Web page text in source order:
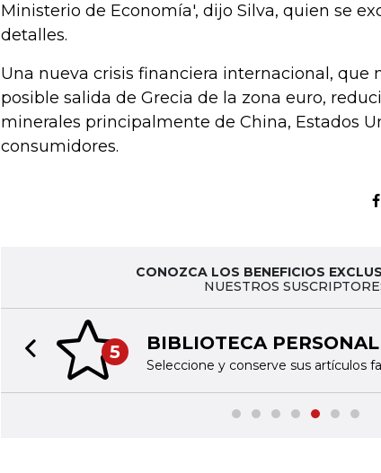
Ministerio de Economía', dijo Silva, quien se
detalles.
Una nueva crisis financiera internacional, que
posible salida de Grecia de la zona euro,
minerales principalmente de China, Estados
consumidores.
CONOZCA LOS BENEFICIOS
NUESTROS
5 BIBLIOTECA PERSONAL
Seleccione y conserve sus artículos
Previous slide